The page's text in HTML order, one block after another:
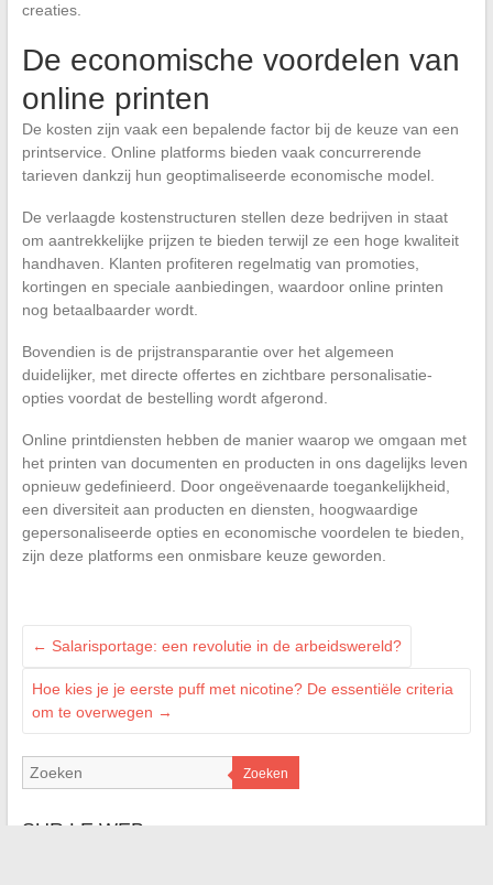
creaties.
De economische voordelen van
online printen
De kosten zijn vaak een bepalende factor bij de keuze van een
printservice. Online platforms bieden vaak concurrerende
tarieven dankzij hun geoptimaliseerde economische model.
De verlaagde kostenstructuren stellen deze bedrijven in staat
om aantrekkelijke prijzen te bieden terwijl ze een hoge kwaliteit
handhaven. Klanten profiteren regelmatig van promoties,
kortingen en speciale aanbiedingen, waardoor online printen
nog betaalbaarder wordt.
Bovendien is de prijstransparantie over het algemeen
duidelijker, met directe offertes en zichtbare personalisatie-
opties voordat de bestelling wordt afgerond.
Online printdiensten hebben de manier waarop we omgaan met
het printen van documenten en producten in ons dagelijks leven
opnieuw gedefinieerd. Door ongeëvenaarde toegankelijkheid,
een diversiteit aan producten en diensten, hoogwaardige
gepersonaliseerde opties en economische voordelen te bieden,
zijn deze platforms een onmisbare keuze geworden.
← Salarisportage: een revolutie in de arbeidswereld?
Hoe kies je je eerste puff met nicotine? De essentiële criteria
om te overwegen →
Zoeken
SUR LE WEB :